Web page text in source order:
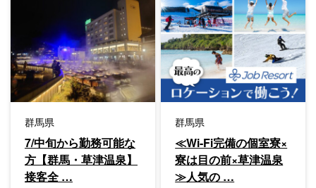
群馬県
7/中旬から勤務可能な
方【群馬・草津温泉】
接客全 …
群馬県
≪Wi-Fi完備の個室寮×
寮は目の前×草津温泉
≫人気の …